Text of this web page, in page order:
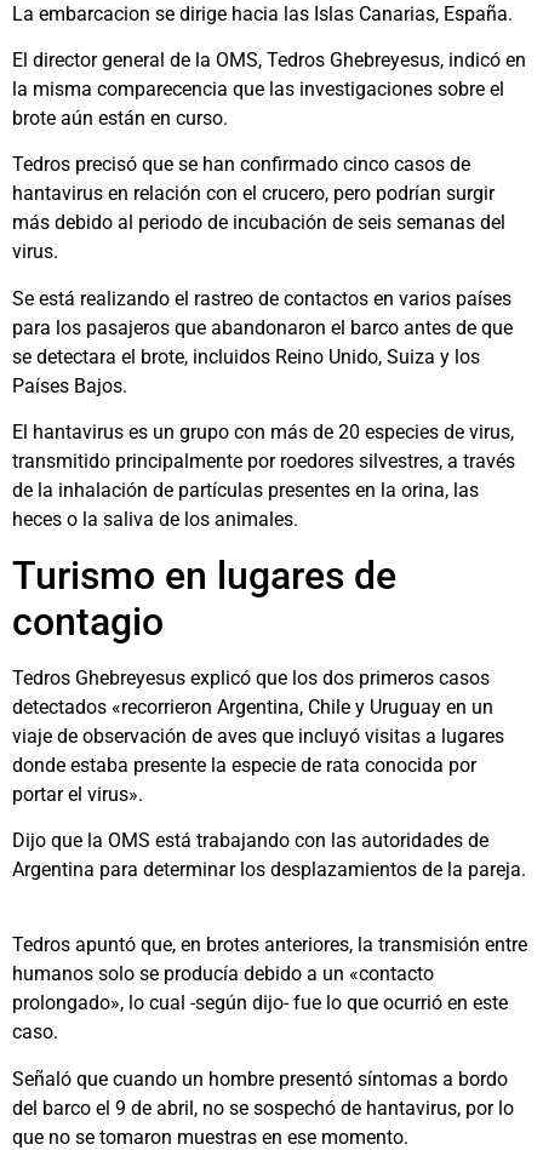
La embarcacion se dirige hacia las Islas Canarias, España.
El director general de la OMS, Tedros Ghebreyesus, indicó en
la misma comparecencia que las investigaciones sobre el
brote aún están en curso.
Tedros precisó que se han confirmado cinco casos de
hantavirus en relación con el crucero, pero podrían surgir
más debido al periodo de incubación de seis semanas del
virus.
Se está realizando el rastreo de contactos en varios países
para los pasajeros que abandonaron el barco antes de que
se detectara el brote, incluidos Reino Unido, Suiza y los
Países Bajos.
El hantavirus es un grupo con más de 20 especies de virus,
transmitido principalmente por roedores silvestres, a través
de la inhalación de partículas presentes en la orina, las
heces o la saliva de los animales.
Turismo en lugares de
contagio
Tedros Ghebreyesus explicó que los dos primeros casos
detectados «recorrieron Argentina, Chile y Uruguay en un
viaje de observación de aves que incluyó visitas a lugares
donde estaba presente la especie de rata conocida por
portar el virus».
Dijo que la OMS está trabajando con las autoridades de
Argentina para determinar los desplazamientos de la pareja.
Tedros apuntó que, en brotes anteriores, la transmisión entre
humanos solo se producía debido a un «contacto
prolongado», lo cual -según dijo- fue lo que ocurrió en este
caso.
Señaló que cuando un hombre presentó síntomas a bordo
del barco el 9 de abril, no se sospechó de hantavirus, por lo
que no se tomaron muestras en ese momento.